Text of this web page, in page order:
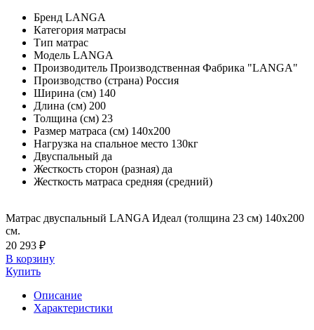
Бренд LANGA
Категория матрасы
Тип матрас
Модель LANGA
Производитель Производственная Фабрика "LANGA"
Производство (страна) Россия
Ширина (см) 140
Длина (см) 200
Толщина (см) 23
Размер матраса (см) 140х200
Нагрузка на спальное место 130кг
Двуспальный да
Жесткость сторон (разная) да
Жесткость матраса средняя (средний)
Матрас двуспальный LANGA Идеал (толщина 23 см) 140х200
см.
20 293 ₽
В корзину
Купить
Описание
Характеристики